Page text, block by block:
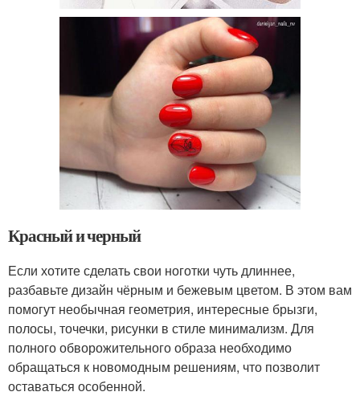
Красный и черный
Если хотите сделать свои ноготки чуть длиннее,
разбавьте дизайн чёрным и бежевым цветом. В этом вам
помогут необычная геометрия, интересные брызги,
полосы, точечки, рисунки в стиле минимализм. Для
полного обворожительного образа необходимо
обращаться к новомодным решениям, что позволит
оставаться особенной.